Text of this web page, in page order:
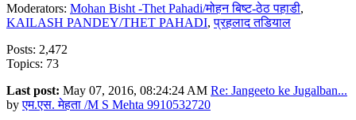
Moderators: Mohan Bisht -Thet Pahadi/मोहन बिष्ट-ठेठ पहाडी,
KAILASH PANDEY/THET PAHADI,प्रहलाद तडियाल
Posts: 2,472
Topics: 73
Last post: May 07, 2016, 08:24:24 AM Re: Jangeeto ke Jugalban...
byएम.एस. मेहता /M S Mehta 9910532720